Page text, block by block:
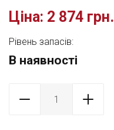
Ціна: 2 874 грн.
Рівень запасів:
В наявності